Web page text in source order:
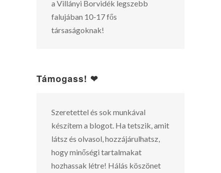
a Villányi Borvidék legszebb
falujában 10-17 fős
társaságoknak!
Támogass! ❤
Szeretettel és sok munkával
készítem a blogot. Ha tetszik, amit
látsz és olvasol, hozzájárulhatsz,
hogy minőségi tartalmakat
hozhassak létre! Hálás köszönet